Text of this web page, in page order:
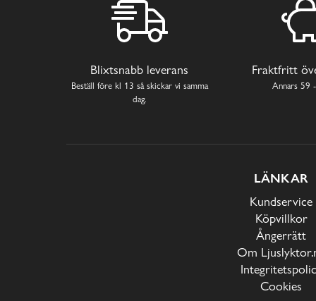
Blixtsnabb leverans
Beställ före kl 13 så skickar vi samma
dag.
Fraktfritt
Annars 59
LÄNKAR
Kundservice
Köpvillkor
Ångerrätt
Om
Cookies